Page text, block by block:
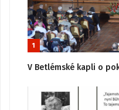
1
V Betlémské kapli o